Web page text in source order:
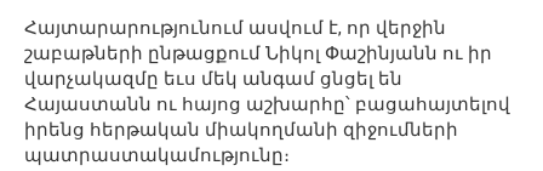
Հայտարարությունում ասվում է, որ վերջին
շաբաթների ընթացքում Նիկոլ Փաշինյանն ու իր
վարչակազմը եւս մեկ անգամ ցնցել են
Հայաստանն ու հայոց աշխարհը՝ բացահայտելով
իրենց հերթական միակողմանի զիջումների
պատրաստակամությունը։